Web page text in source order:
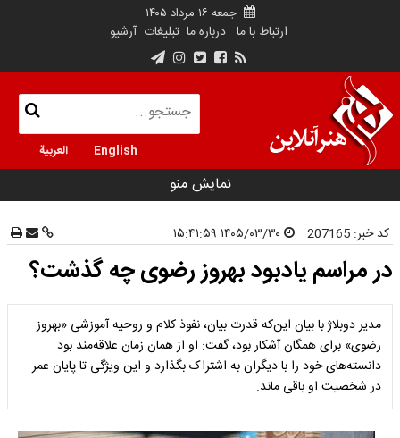
جمعه ۱۶ مرداد ۱۴۰۵
ارتباط با ما درباره ما تبلیغات آرشیو
English العربية
نمایش منو
کد خبر: 207165
در مراسم یادبود بهروز رضوی چه گذشت؟
مدیر دوبلاژ با بیان این‌که قدرت بیان، نفوذ کلام و روحیه آموزشی «بهروز
رضوی» برای همگان آشکار بود، گفت: او از همان زمان علاقه‌مند بود
دانسته‌های خود را با دیگران به اشتراک بگذارد و این ویژگی تا پایان عمر
در شخصیت او باقی ماند.